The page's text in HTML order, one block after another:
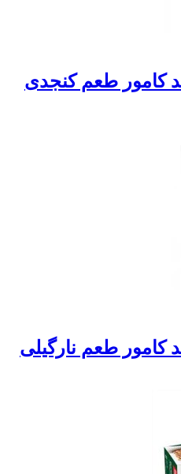
کامور طعم کنجدی
کامور طعم نارگیلی